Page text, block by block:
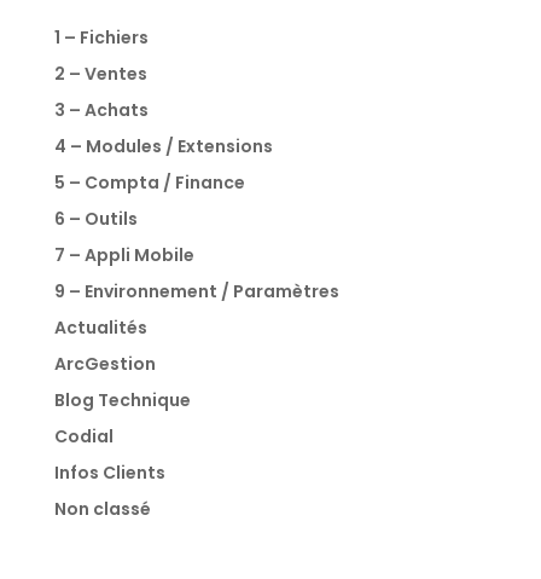
1 – Fichiers
2 – Ventes
3 – Achats
4 – Modules / Extensions
5 – Compta / Finance
6 – Outils
7 – Appli Mobile
9 – Environnement / Paramètres
Actualités
ArcGestion
Blog Technique
Codial
Infos Clients
Non classé